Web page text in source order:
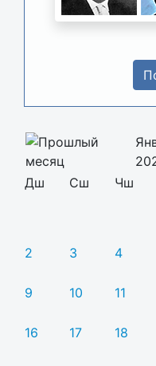
Дш
Сш Чш
2 3 4
9 10 11
16 17 18